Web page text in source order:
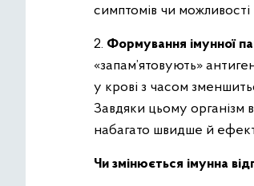
симптомів чи
2. Формування імунної
«запам’ятовують»
у крові з часом
Завдяки цьому організм
набагато швидше й
Чи змінюється імунна